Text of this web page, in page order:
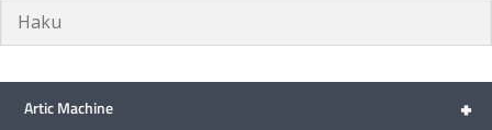
+
Artic Machine